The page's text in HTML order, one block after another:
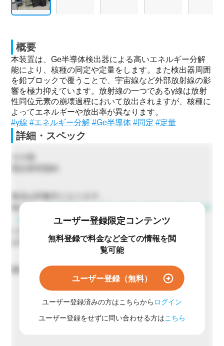
概要
本装置は、Ge半導体検出器による高いエネルギー分解
能により、核種の同定や定量をします。また検出器周囲
を鉛ブロックで覆うことで、宇宙線など外部放射線の影
響を極力抑えています。放射線の一つであるγ線は放射
性同位元素の崩壊過程において放出されますが、核種に
よってエネルギーや放出率が異なります。
#γ線 #エネルギー分解 #Ge半導体 #同定 #定量
詳細・スペック
その他
受託研究契約
食品は対象外となります。
他にも、
【沖縄】様々な測定や解析が可能な大学のラボ
（産学連携先）
お気軽にご相談ください。
最短14日
ユーザー登録限定コンテンツ
無料登録で料金など全ての情報を閲
覧可能
ユーザー登録（無料）
ユーザー登録済みの方はこちらから ログイン
ユーザー登録をせずに問い合わせる方はこちら